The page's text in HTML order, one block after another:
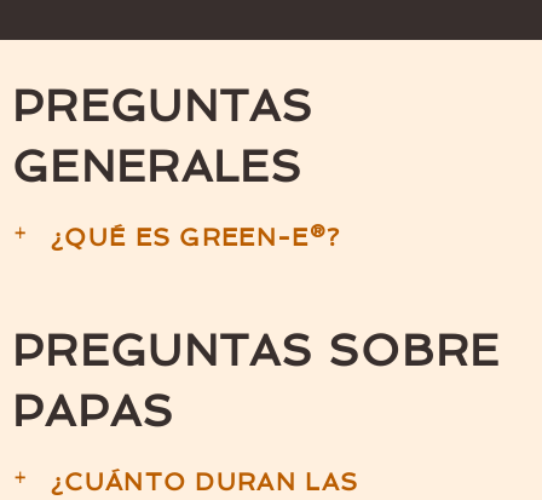
PREGUNTAS
GENERALES
a ¿QUÉ ES GREEN-E®?
PREGUNTAS SOBRE
PAPAS
a
¿CUÁNTO DURAN LAS